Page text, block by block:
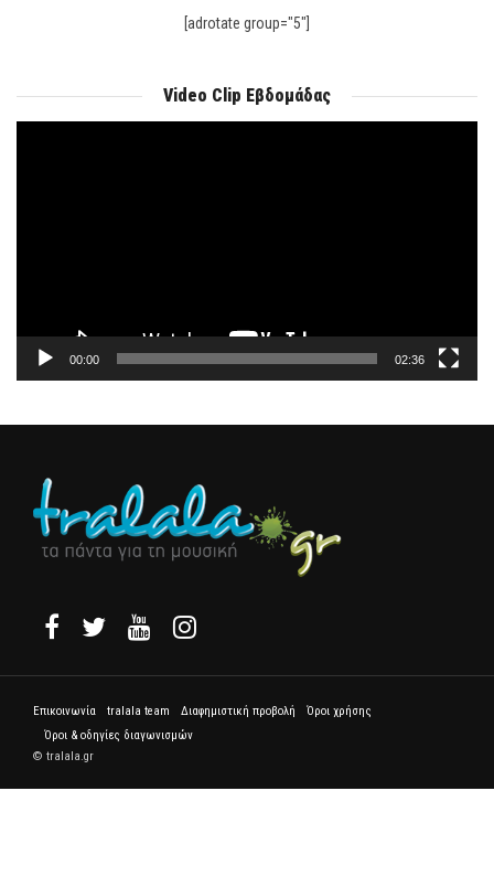
[adrotate group="5"]
Video Clip Εβδομάδας
00:00 02:36
Επικοινωνία tralala team Διαφημιστική προβολή
Όροι χρήσης
Όροι & οδηγίες διαγωνισμών
© tralala.gr